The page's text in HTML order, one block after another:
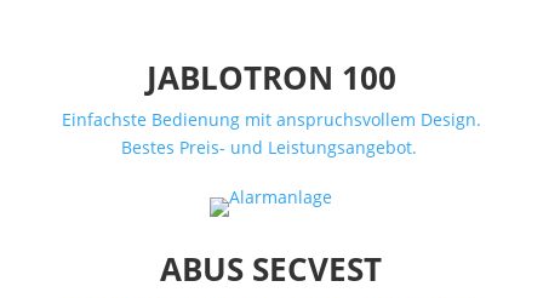
JABLOTRON 100
Einfachste Bedienung mit anspruchsvollem Design.
Bestes Preis- und Leistungsangebot.
ABUS SECVEST